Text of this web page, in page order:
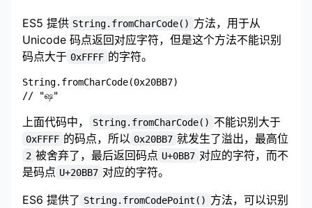
ES5 提供 String.fromCharCode() 方法，用于从
Unicode 码点返回对应字符，但是这个方法不能识别
码点大于 0xFFFF 的字符。
String.fromCharCode(0x20BB7)
上面代码中， String.fromCharCode() 不能识别大于
0xFFFF 的码点，所以 0x20BB7 就发生了溢出，最高位
2 被舍弃了，最后返回码点 U+0BB7 对应的字符，而不
是码点 U+20BB7 对应的字符。
ES6 提供了 String.fromCodePoint() 方法，可以识别